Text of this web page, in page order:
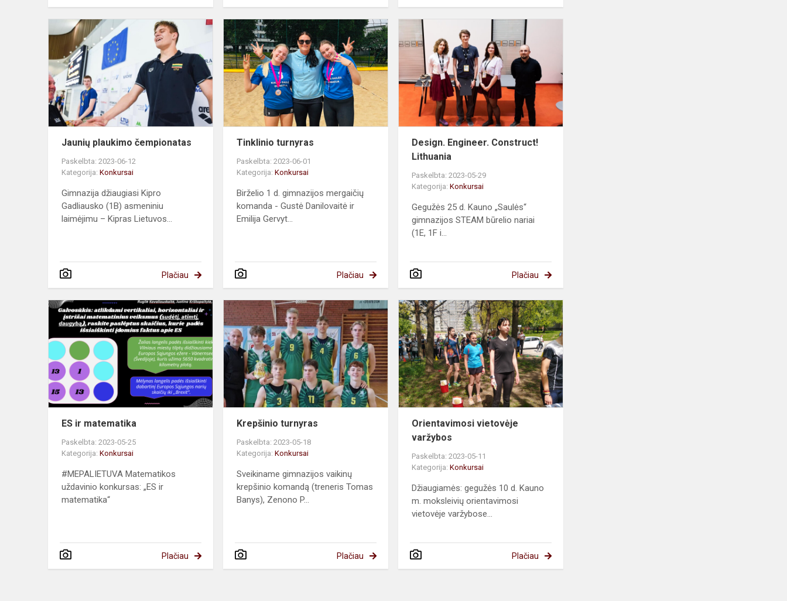
Jaunių
plaukimo
čempionatas
Jaunių plaukimo čempionatas
Paskelbta: 2023-06-12
Kategorija: Konkursai
Gimnazija džiaugiasi Kipro
Gadliausko (1B) asmeniniu
laimėjimu – Kipras Lietuvos...
Plačiau
Tinklinio
turnyras
Tinklinio turnyras
Paskelbta: 2023-06-01
Kategorija:Konkursai
Birželio 1 d. gimnazijos mergaičių
komanda - Gustė Danilovaitė ir
Emilija Gervyt...
Plačiau
Design. Engineer. Construct!
Lithuania
Paskelbta: 2023-05-29
Kategorija:Konkursai
Gegužės 25 d. Kauno „Saulės“
gimnazijos STEAM būrelio nariai
(1E, 1F i...
Plačiau
ES
matematika
ES ir matematika
Paskelbta: 2023-05-25
Kategorija: Konkursai
#MEPALIETUVA Matematikos
uždavinio konkursas: „ES ir
matematika“
Plačiau
Krepšinio
turnyras
Krepšinio turnyras
Paskelbta: 2023-05-18
Kategorija:Konkursai
Sveikiname gimnazijos vaikinų
krepšinio komandą (treneris Tomas
Banys), Zenono P...
Plačiau
Orientavimosi
vietovėje
varžybos
Orientavimosi vietovėje
varžybos
Paskelbta: 2023-05-11
Kategorija:Konkursai
Džiaugiamės: gegužės 10 d. Kauno
m. moksleivių orientavimosi
vietovėje varžybose...
Plačiau